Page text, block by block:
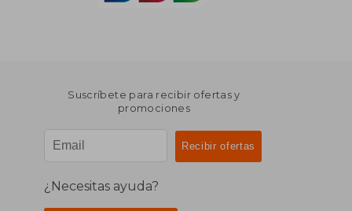
Suscríbete para recibir ofertas y
promociones
¿Necesitas ayuda?